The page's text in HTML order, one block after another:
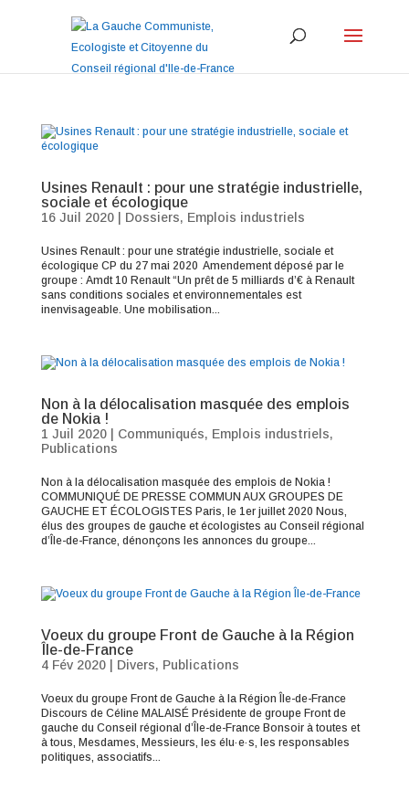
Usines Renault : pour une stratégie industrielle,
sociale et écologique
16 Juil 2020| Dossiers, Emplois industriels
Usines Renault : pour une stratégie industrielle, sociale et
écologique CP du 27 mai 2020 Amendement déposé par le
groupe : Amdt 10 Renault “Un prêt de 5 milliards d’€ à Renault
sans conditions sociales et environnementales est
inenvisageable. Une mobilisation...
Non à la délocalisation masquée des emplois
de Nokia !
1 Juil 2020| Communiqués, Emplois industriels,
Publications
Non à la délocalisation masquée des emplois de Nokia !
COMMUNIQUÉ DE PRESSE COMMUN AUX GROUPES DE
GAUCHE ET ÉCOLOGISTES Paris, le 1er juillet 2020 Nous,
élus des groupes de gauche et écologistes au Conseil régional
d’Île-de-France, dénonçons les annonces du groupe...
Voeux du groupe Front de Gauche à la Région
Île-de-France
4 Fév 2020| Divers, Publications
Voeux du groupe Front de Gauche à la Région Île-de-France
Discours de Céline MALAISÉ Présidente de groupe Front de
gauche du Conseil régional d’Île-de-France Bonsoir à toutes et
à tous, Mesdames, Messieurs, les élu·e·s, les responsables
politiques, associatifs...